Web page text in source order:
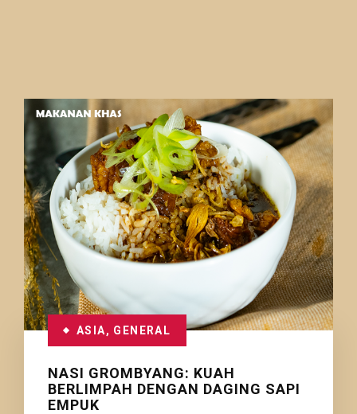
ASIA, GENERAL
NASI GROMBYANG: KUAH
BERLIMPAH DENGAN DAGING SAPI
EMPUK